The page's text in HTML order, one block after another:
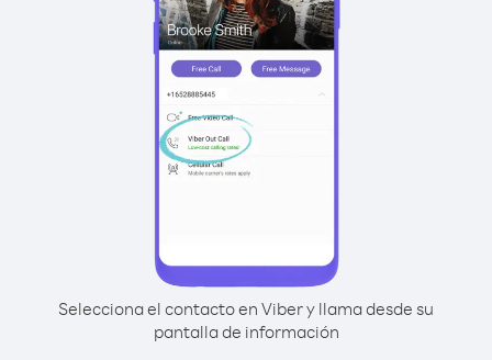
Selecciona el contacto en Viber y llama desde su
pantalla de información